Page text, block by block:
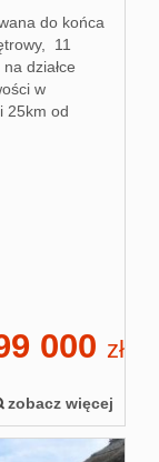
do końca
11
działce
w
25km od
000 zł
zobacz więcej